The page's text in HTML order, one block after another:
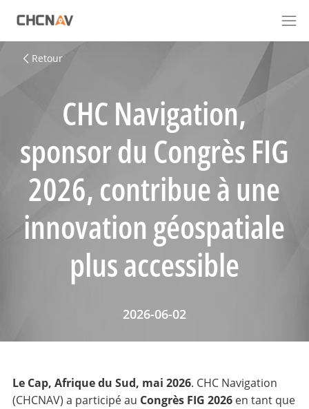
Retour
CHC Navigation,
sponsor du Congrès FIG
2026, contribue à une
innovation géospatiale
plus accessible
2026-06-02
Le Cap, Afrique du Sud, mai 2026. CHC Navigation
(CHCNAV) a participé au Congrès FIG 2026 en tant que